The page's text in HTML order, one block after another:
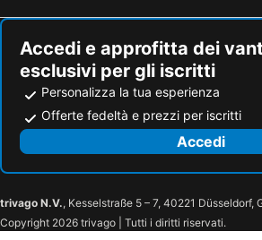
Accedi e approfitta dei
esclusivi per gli iscritti
Personalizza la tua esperienza
Offerte fedeltà e prezzi per iscritti
Accedi
trivago N.V., Kesselstraße 5 – 7, 40221 Düsseldorf,
Copyright 2026 trivago | Tutti i diritti riservati.